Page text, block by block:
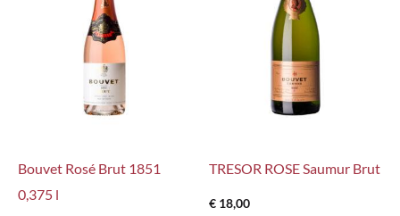
Bouvet Rosé Brut 1851
0,375 l
TRESOR ROSE Saumur Brut
€ 18,00